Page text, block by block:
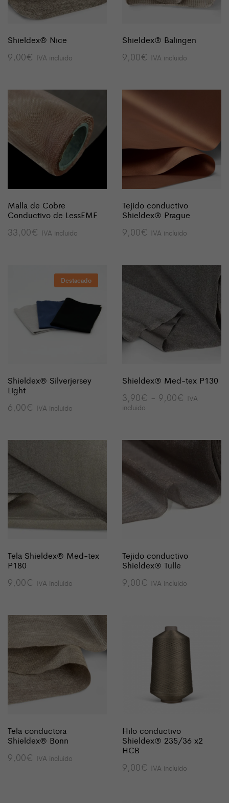
Shieldex® Nice
9,00€ IVA incluido
Shieldex® Balingen
9,00€ IVA incluido
Malla de Cobre
Conductivo de LessEMF
33,00€ IVA incluido
Tejido conductivo
Shieldex® Prague
9,00€ IVA incluido
Destacado
Shieldex® Silverjersey
Light
6,00€ IVA incluido
Shieldex® Med-tex P130
3,90€ - 9,00€ Rango
hasta
IVA
incluido
Tela Shieldex® Med-tex
P180
9,00€ IVA incluido
Tejido conductivo
Shieldex® Tulle
9,00€ IVA incluido
Tela conductora
Shieldex® Bonn
9,00€ IVA incluido
Hilo conductivo
Shieldex® 235/36 x2
HCB
9,00€ IVA incluido